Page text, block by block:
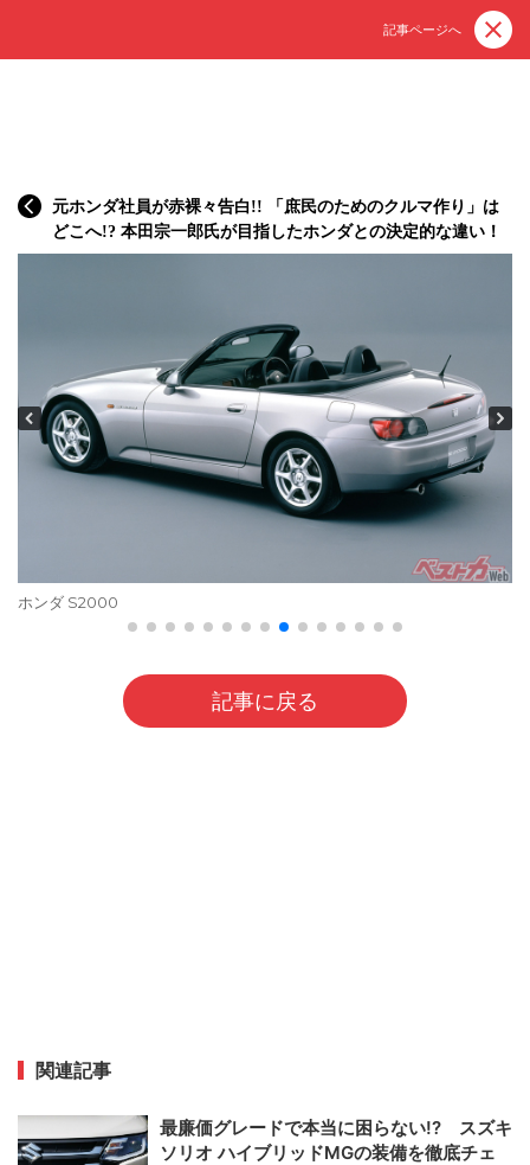
記事ページへ
元ホンダ社員が赤裸々告白!! 「庶民のためのクルマ作り」は
どこへ!? 本田宗一郎氏が目指したホンダとの決定的な違い！
ホンダ S2000
記事に戻る
関連記事
最廉価グレードで本当に困らない!? スズキ
ソリオ ハイブリッドMGの装備を徹底チェ